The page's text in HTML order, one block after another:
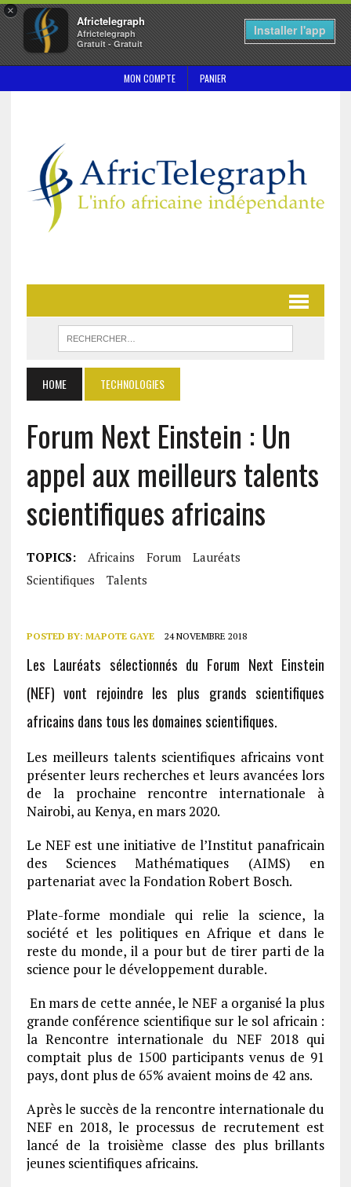
×
Africtelegraph
Africtelegraph
Gratuit - Gratuit
Installer l'app
MON COMPTE PANIER
HOME TECHNOLOGIES
Forum Next Einstein : Un
appel aux meilleurs talents
scientifiques africains
TOPICS: Africains Forum
Lauréats
Scientifiques
Talents
POSTED BY: MAPOTE GAYE 24 NOVEMBRE 2018
Les Lauréats sélectionnés du Forum Next Einstein
(NEF) vont rejoindre les plus grands scientifiques
africains dans tous les domaines scientifiques.
Les meilleurs talents scientifiques africains vont
présenter leurs recherches et leurs avancées lors
de la prochaine rencontre internationale à
Nairobi, au Kenya, en mars 2020.
Le NEF est une initiative de l’Institut panafricain
des Sciences Mathématiques (AIMS) en
partenariat avec la Fondation Robert Bosch.
Plate-forme mondiale qui relie la science, la
société et les politiques en Afrique et dans le
reste du monde, il a pour but de tirer parti de la
science pour le développement durable.
En mars de cette année, le NEF a organisé la plus
grande conférence scientifique sur le sol africain :
la Rencontre internationale du NEF 2018 qui
comptait plus de 1500 participants venus de 91
pays, dont plus de 65% avaient moins de 42 ans.
Après le succès de la rencontre internationale du
NEF en 2018, le processus de recrutement est
lancé de la troisième classe des plus brillants
jeunes scientifiques africains.